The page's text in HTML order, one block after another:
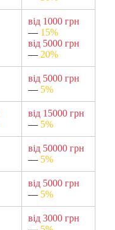
від 1000 грн
— 15%
від 5000 грн
— 20%
від 5000 грн
— 5%
від 15000 грн
— 5%
від 50000 грн
— 5%
від 5000 грн
— 5%
від 3000 грн